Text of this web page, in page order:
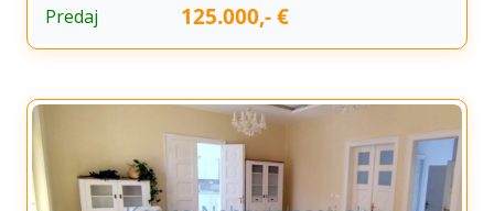
Predaj 125.000,- €